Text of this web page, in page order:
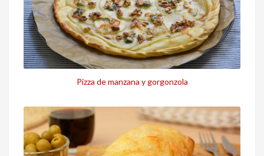
Pizza de manzana y gorgonzola